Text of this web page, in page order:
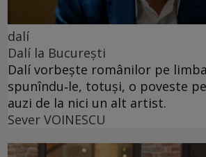
dalí
Dalí la București
Dalí vorbește românilor pe
spunîndu‑le, totuși, o poveste
auzi de la nici un alt artist.
Sever VOINESCU